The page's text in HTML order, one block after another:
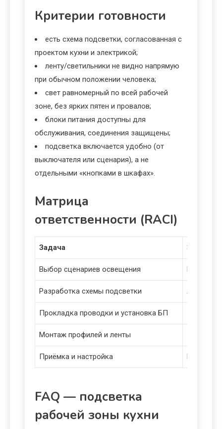
Критерии готовности
есть схема подсветки, согласованная с
проектом кухни и электрикой;
ленту/светильники не видно напрямую
при обычном положении человека;
свет равномерный по всей рабочей
зоне, без ярких пятен и провалов;
блоки питания доступны для
обслуживания, соединения защищены;
подсветка включается удобно (от
выключателя или сценария), а не
отдельными «кнопками в шкафах».
Матрица
ответственности (RACI)
Задача Заказчик
Выбор сценариев освещения R/A
Разработка схемы подсветки A
Прокладка проводки и установка БП
Монтаж профилей и ленты
Приёмка и настройка R/A
FAQ — подсветка
рабочей зоны кухни